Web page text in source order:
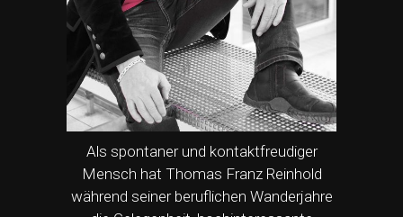
Als spontaner und kontaktfreudiger
Mensch hat Thomas Franz Reinhold
während seiner beruflichen Wanderjahre